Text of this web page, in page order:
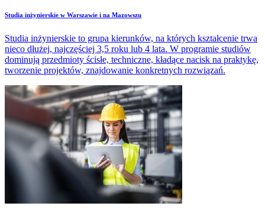
Studia inżynierskie w Warszawie i na Mazowszu
Studia inżynierskie to grupa kierunków, na których kształcenie trwa
nieco dłużej, najczęściej 3,5 roku lub 4 lata. W programie studiów
dominują przedmioty ścisłe, techniczne, kładące nacisk na praktykę,
tworzenie projektów, znajdowanie konkretnych rozwiązań.